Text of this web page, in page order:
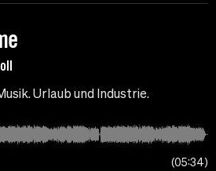
Urlaub und Industrie.
05:34